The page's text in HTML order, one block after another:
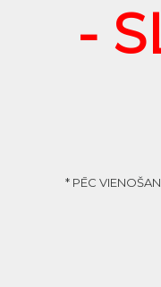
-
* PĒC